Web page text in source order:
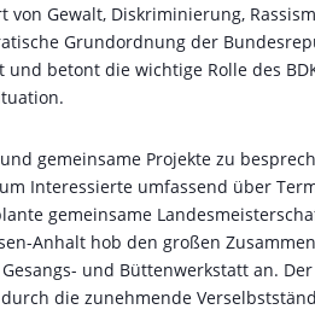
Gewalt, Diskriminierung,
Grundordnung der
betont die wichtige Rolle des
gemeinsame Projekte zu
Interessierte umfassend über
gemeinsame
Anhalt hob den großen
und Büttenwerkstatt an. Der
die zunehmende